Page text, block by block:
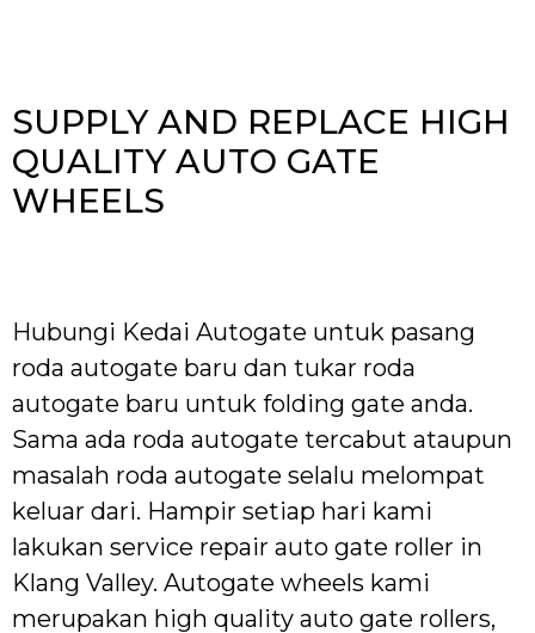
SUPPLY AND REPLACE HIGH
QUALITY AUTO GATE
WHEELS
Hubungi Kedai Autogate untuk pasang
roda autogate baru dan tukar roda
autogate baru untuk folding gate anda.
Sama ada roda autogate tercabut ataupun
masalah roda autogate selalu melompat
keluar dari. Hampir setiap hari kami
lakukan service repair auto gate roller in
Klang Valley. Autogate wheels kami
merupakan high quality auto gate rollers,